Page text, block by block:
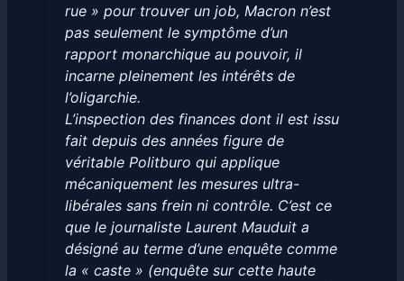
rue » pour trouver un job, Macron n’est
pas seulement le symptôme d’un
rapport monarchique au pouvoir, il
incarne pleinement les intérêts de
l’oligarchie.
L’inspection des finances dont il est issu
fait depuis des années figure de
véritable Politburo qui applique
mécaniquement les mesures ultra-
libérales sans frein ni contrôle. C’est ce
que le journaliste Laurent Mauduit a
désigné au terme d’une enquête comme
la « caste » (enquête sur cette haute